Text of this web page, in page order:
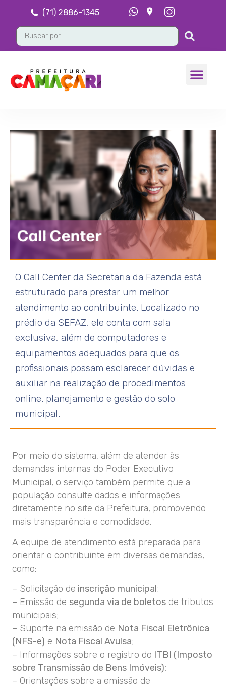
(71) 2886-1345
O Call Center da Secretaria da Fazenda está
estruturado para prestar um melhor
atendimento ao contribuinte. Localizado no
prédio da SEFAZ, ele conta com sala
exclusiva, além de computadores e
equipamentos adequados para que os
profissionais possam esclarecer dúvidas e
auxiliar na realização de procedimentos
online. planejamento e gestão do solo
municipal.
Por meio do sistema, além de atender às
demandas internas do Poder Executivo
Municipal, o serviço também permite que a
população consulte dados e informações
diretamente no site da Prefeitura, promovendo
mais transparência e comodidade.
A equipe de atendimento está preparada para
orientar o contribuinte em diversas demandas,
como:
– Solicitação de inscrição municipal;
– Emissão de segunda via de boletos de tributos
municipais;
– Suporte na emissão de Nota Fiscal Eletrônica
(NFS-e) e Nota Fiscal Avulsa;
– Informações sobre o registro do ITBI (Imposto
sobre Transmissão de Bens Imóveis);
– Orientações sobre a emissão de